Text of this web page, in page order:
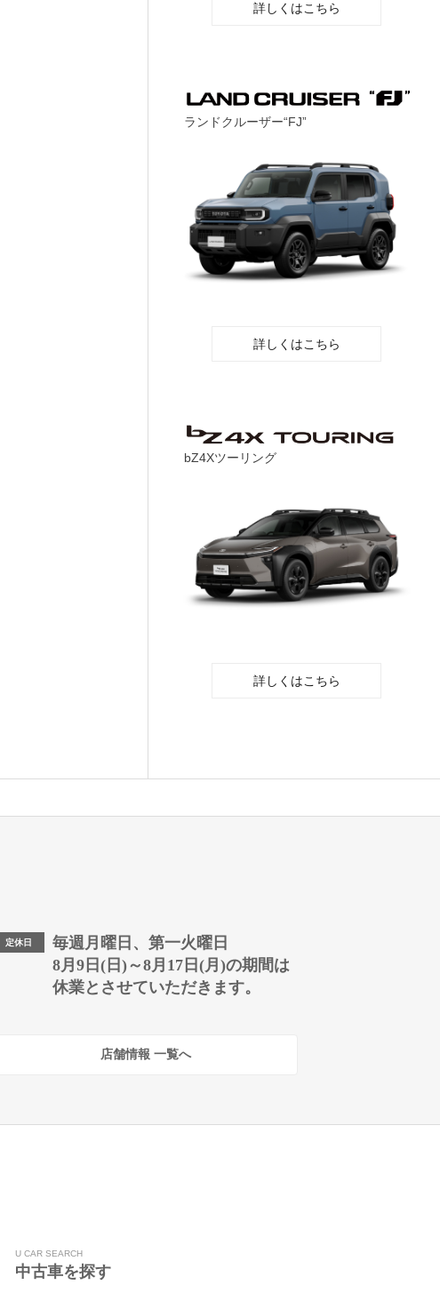
詳しくはこちら
ランドクルーザー“FJ”
詳しくはこちら
bZ4Xツーリング
詳しくはこちら
定休日
毎週月曜日、第一火曜日
8月9日(日)～8月17日(月)の期間は
休業とさせていただきます。
店舗情報 一覧へ
U CAR SEARCH
中古車を探す